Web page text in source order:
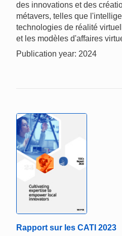
des innovations et des
métavers, telles que
technologies de réalité
et les modèles d'affaires
Publication year: 2024
Rapport sur les CATI 2023